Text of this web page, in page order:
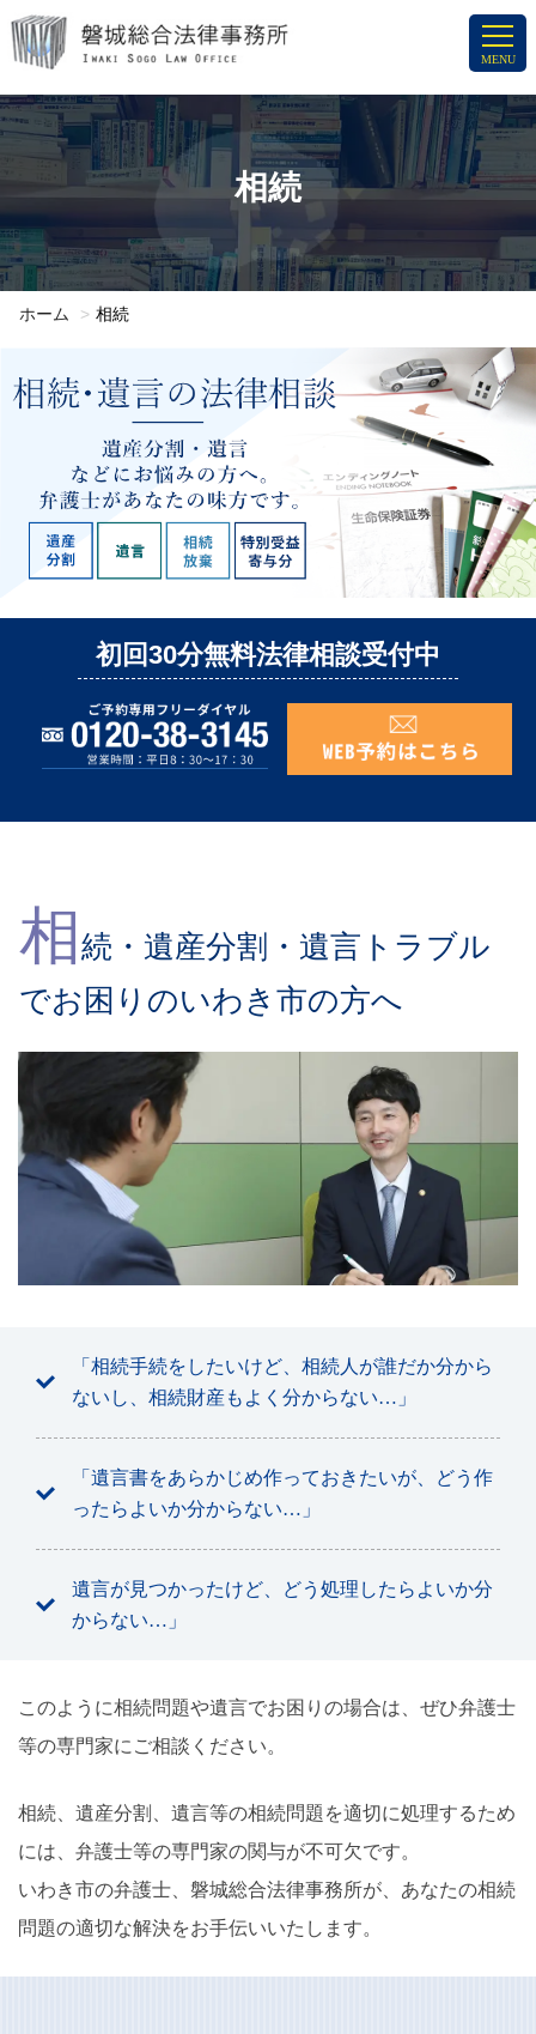
ン
ン
ツ
キ
ッ
プ
MENU
相続
ホーム 相続
初回30分無料法律相談受付中
相 続・遺産分割・遺言トラブル
でお困りのいわき市の方へ
「相続手続をしたいけど、相続人が誰だか分から
ないし、相続財産もよく分からない…」
「遺言書をあらかじめ作っておきたいが、どう作
ったらよいか分からない…」
遺言が見つかったけど、どう処理したらよいか分
からない…」
このように相続問題や遺言でお困りの場合は、ぜひ弁護士
等の専門家にご相談ください。
相続、遺産分割、遺言等の相続問題を適切に処理するため
には、弁護士等の専門家の関与が不可欠です。
いわき市の弁護士、磐城総合法律事務所が、あなたの相続
問題の適切な解決をお手伝いいたします。